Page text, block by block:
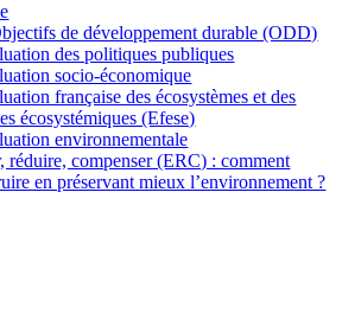
de développement durable (ODD)
des politiques publiques
socio-économique
française des écosystèmes et des
écosystémiques (Efese)
environnementale
réduire, compenser (ERC) : comment
en préservant mieux l’environnement ?